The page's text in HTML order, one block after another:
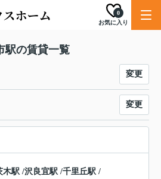
お気に入り
0
駅の賃貸一覧
変更
変更
木駅 /沢良宜駅 /千里丘駅 /